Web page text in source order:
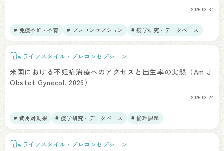
2026.03.31
# 免疫不妊・不育 # プレコンセプション # 疫学研究・データベース
ライフスタイル・プレコンセプションケ
米国における不妊症治療へのアクセスと出生率の実態（Am J
Obstet Gynecol. 2026）
2026.03.24
# 費用対効果 # 疫学研究・データベース # 倫理課題
ライフスタイル・プレコンセプションケ